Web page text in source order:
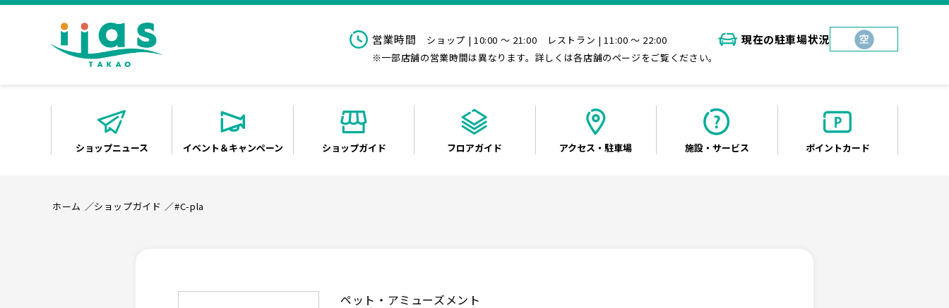
現在の駐車場状況
営業時間 ショップ | 10:00 ～ 21:00
レストラン | 11:00 ～ 22:00
※一部店舗の営業時間は異なります。詳しくは各店舗のページをご覧ください。
ショップニュース イベント＆キャンペーン ショップガイド フロアガイド アクセス ・駐車場 施設・ サービス ポイントカード
ホーム ショップガイド #C-pla
ペット・アミューズメント